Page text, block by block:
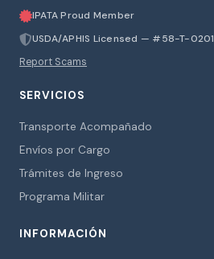
IPATA Proud Member
USDA/APHIS Licensed — #58-T-0201
Report Scams
SERVICIOS
Transporte Acompañado
Envíos por Cargo
Trámites de Ingreso
Programa Militar
INFORMACIÓN